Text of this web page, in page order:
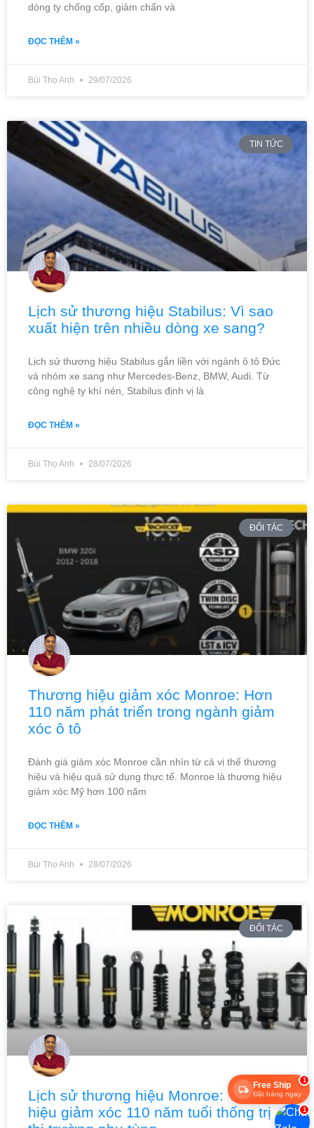
dòng ty chống cốp, giảm chấn và
ĐỌC THÊM »
Bùi Thọ Anh 29/07/2026
TIN TỨC
Lịch sử thương hiệu Stabilus: Vì sao
xuất hiện trên nhiều dòng xe sang?
Lịch sử thương hiệu Stabilus gắn liền với ngành ô tô Đức
và nhóm xe sang như Mercedes-Benz, BMW, Audi. Từ
công nghệ ty khí nén, Stabilus định vị là
ĐỌC THÊM »
Bùi Thọ Anh 28/07/2026
ĐỐI TÁC
Thương hiệu giảm xóc Monroe: Hơn
110 năm phát triển trong ngành giảm
xóc ô tô
Đánh giá giảm xóc Monroe cần nhìn từ cả vị thế thương
hiệu và hiệu quả sử dụng thực tế. Monroe là thương hiệu
giảm xóc Mỹ hơn 100 năm
ĐỌC THÊM »
Bùi Thọ Anh 28/07/2026
ĐỐI TÁC
Lịch sử thương hiệu Monroe: Thương
hiệu giảm xóc 110 năm tuổi thống trị
1
Free Ship
Đặt hàng ngay
1